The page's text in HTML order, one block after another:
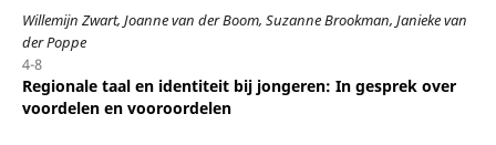
Willemijn Zwart, Joanne van der Boom, Suzanne Brookman, Janieke van
der Poppe
4-8
Regionale taal en identiteit bij jongeren: In gesprek over
voordelen en vooroordelen